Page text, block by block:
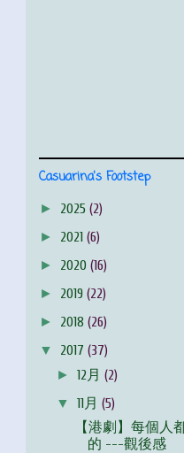
Casuarina's Footstep
► 2025 (2)
► 2021 (6)
► 2020 (16)
► 2019 (22)
► 2018 (26)
▼ 2017 (37)
►12月(2)
▼11月(5)
【港劇】每個人
的 ---觀後感